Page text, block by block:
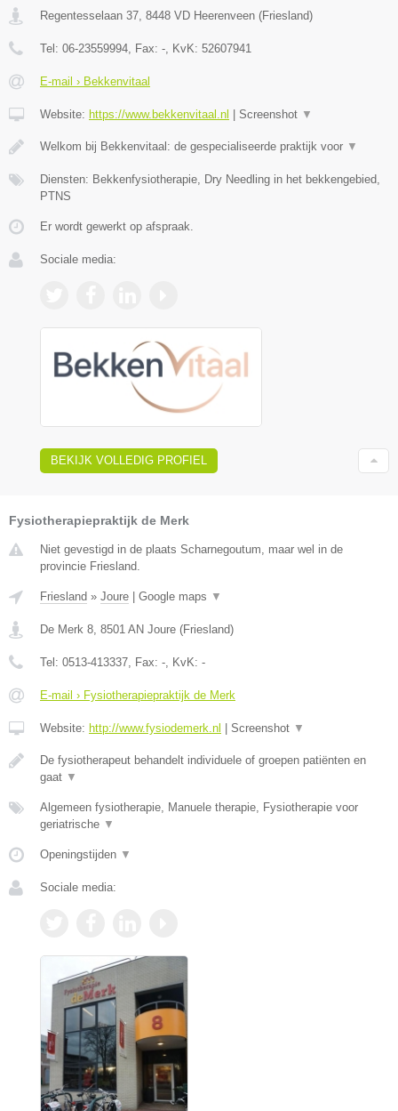
Regentesselaan 37 8448 VD Heerenveen (Friesland)
Tel: 06-23559994 , Fax: - , KvK: 52607941
E-mail › Bekkenvitaal
Website: https://www.bekkenvitaal.nl Screenshot ▼
Welkom bij Bekkenvitaal: de gespecialiseerde praktijk voor ▼
Diensten: Bekkenfysiotherapie, Dry Needling in het bekkengebied,
PTNS
Er wordt gewerkt op afspraak.
Sociale media:
BEKIJK VOLLEDIG PROFIEL
Fysiotherapiepraktijk de Merk
Niet gevestigd in de plaats Scharnegoutum, maar wel in de
provincie Friesland.
Friesland » Joure Google maps ▼
De Merk 8, 8501 AN Joure (Friesland)
Tel: 0513-413337, Fax: -, KvK: -
E-mail › Fysiotherapiepraktijk de Merk
Website: http://www.fysiodemerk.nl Screenshot ▼
De fysiotherapeut behandelt individuele of groepen patiënten en
gaat ▼
Algemeen fysiotherapie, Manuele therapie, Fysiotherapie voor
geriatrische ▼
Openingstijden ▼
Sociale media: